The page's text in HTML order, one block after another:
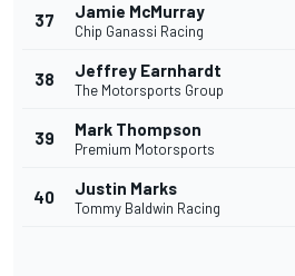
37 Jamie McMurray
Chip Ganassi Racing
38 Jeffrey Earnhardt
The Motorsports Group
39 Mark Thompson
Premium Motorsports
40 Justin Marks
Tommy Baldwin Racing